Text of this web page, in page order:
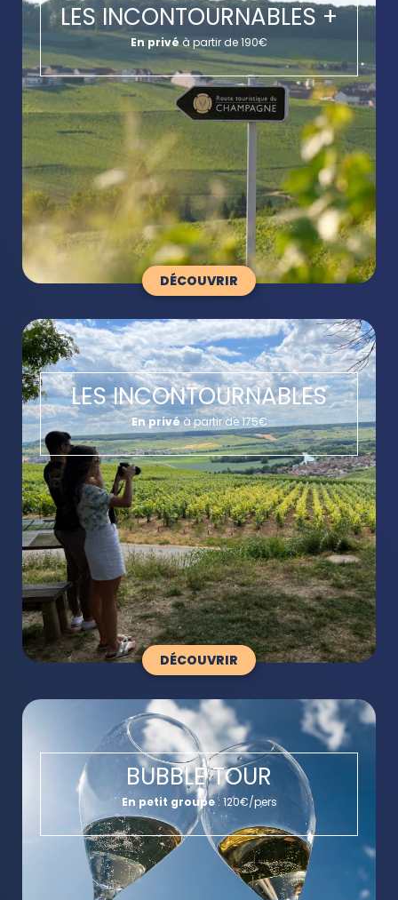
LES INCONTOURNABLES +
En privéà partir de 190€
DÉCOUVRIR
LES INCONTOURNABLES
En privéà partir de 175€
DÉCOUVRIR
BUBBLE TOUR
En petit groupe: 120€/pers